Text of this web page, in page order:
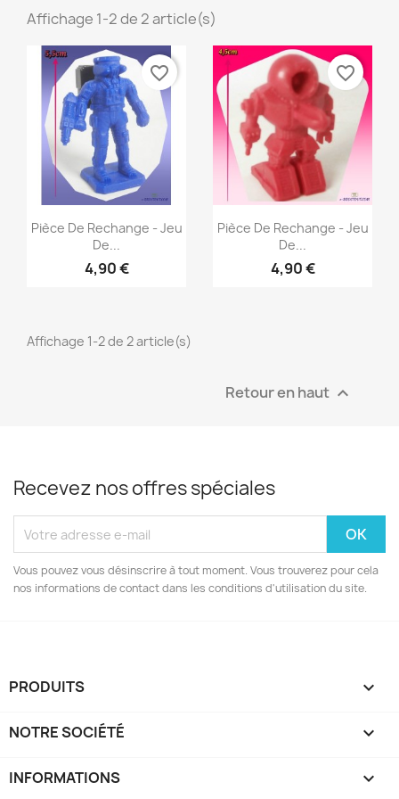
Affichage 1-2 de 2 article(s)
 Aperçu rapide
Pièce De Rechange - Jeu
De...
4,90 €
favorite_border
 Aperçu rapide
Pièce De Rechange - Jeu
De...
4,90 €
favorite_border
Affichage 1-2 de 2 article(s)
Retour en haut 
Recevez nos offres spéciales
Vous pouvez vous désinscrire à tout moment. Vous trouverez pour cela
nos informations de contact dans les conditions d'utilisation du site.
PRODUITS 
NOTRE SOCIÉTÉ 
INFORMATIONS keyboard_arrow_down